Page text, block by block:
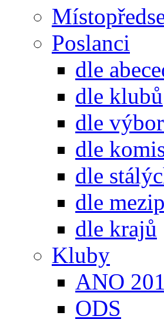
Poslanci
dle
dle klubů
dle
dle
dle
dle
dle krajů
Kluby
ANO
ODS